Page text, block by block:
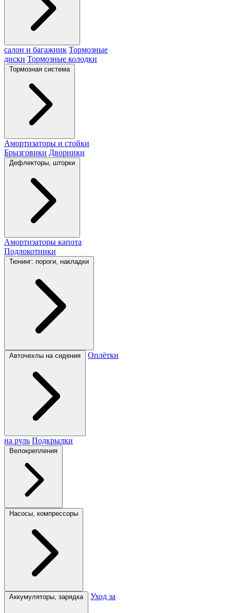
салон и багажник Тормозные
диски Тормозные колодки
Тормозная система
Амортизаторы и стойки
Брызговики Дворники
Дефлекторы, шторки
Амортизаторы капота
Подлокотники
Тюнинг: пороги, накладки
Авточехлы на сидения Оплётки
на руль Подкрылки
Велокрепления
Насосы, компрессоры
Аккумуляторы, зарядка Уход за